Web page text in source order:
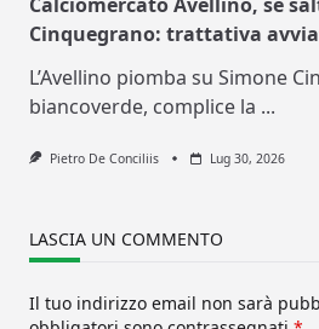
Cinquegrano: trattativa
L’Avellino piomba su Simone
biancoverde, complice la ...
Pietro De Conciliis Lug 30, 2026
LASCIA UN COMMENTO
Il tuo indirizzo email non sarà